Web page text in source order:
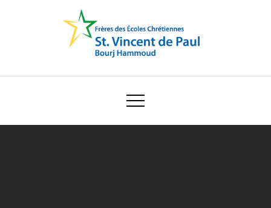
Ecole Saint Vincent de Paul